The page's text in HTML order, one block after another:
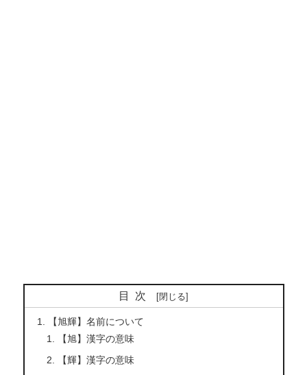
目次
【旭輝】名前について
【旭】漢字の意味
【輝】漢字の意味